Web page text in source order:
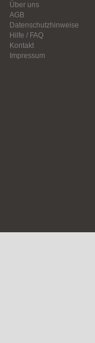
Über uns
AGB
Datenschutzhinweise
Hilfe / FAQ
Kontakt
Impressum